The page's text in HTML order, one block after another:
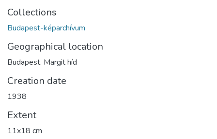
Collections
Budapest-képarchívum
Geographical location
Budapest. Margit híd
Creation date
1938
Extent
11x18 cm